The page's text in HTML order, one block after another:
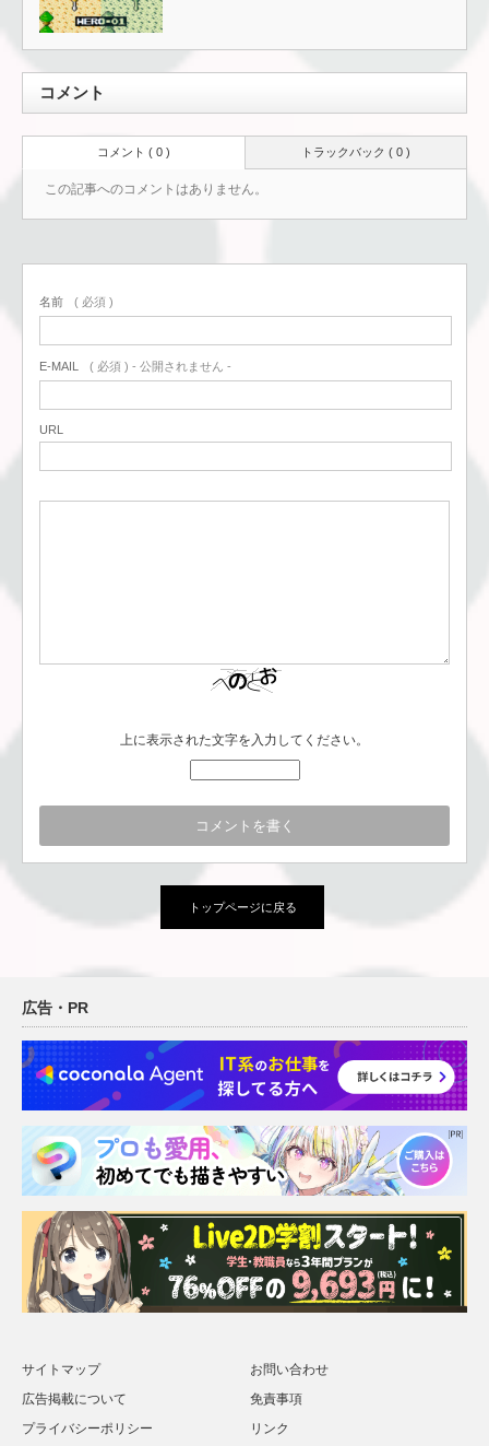
コメント
トラックバック ( 0 )
コメント ( 0 )
この記事へのコメントはありません。
名前 ( 必須 )
E-MAIL ( 必須 ) - 公開されません -
URL
上に表示された文字を入力してください。
トップページに戻る
広告・PR
サイトマップ
お問い合わせ
広告掲載について
免責事項
プライバシーポリシー
リンク